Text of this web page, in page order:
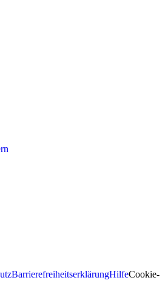
BarrierefreiheitserklärungHilfeCookie-